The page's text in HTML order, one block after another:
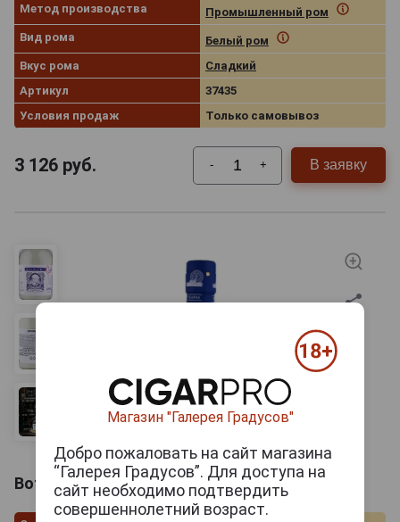
Метод производства
Промышленный ром
Вид рома
Белый ром
Вкус рома
Сладкий
Артикул
37435
Условия продаж
Только самовывоз
3 126 руб. - + В заявку
Botucal Planas Ром Ботукал Планас 0.7л
Магазин "Галерея Градусов"
Добро пожаловать на сайт магазина
“Галерея Градусов”. Для доступа на
сайт необходимо подтвердить
совершеннолетний возраст.